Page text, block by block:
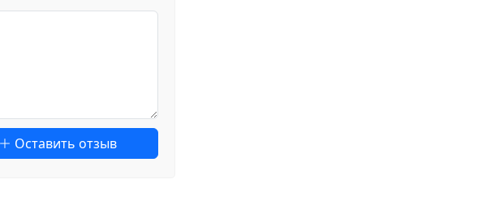
Оставить отзыв